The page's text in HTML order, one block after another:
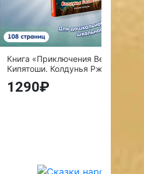
Книга «Приключения Веснушки и
Кипятоши. Колдунья Ржавелла»
1290